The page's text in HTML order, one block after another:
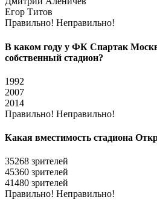
Егор Титов
Правильно! Неправильно!
В каком году у ФК Спартак
собственный стадион?
1992
2007
2014
Правильно! Неправильно!
Какая вместимость стадиона
35268 зрителей
45360 зрителей
41480 зрителей
Правильно! Неправильно!